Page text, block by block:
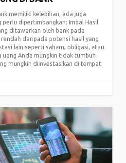
memiliki kelebihan, ada juga
perlu dipertimbangkan: Imbal Hasil
ditawarkan oleh bank pada
daripada potensi hasil yang
lain seperti saham, obligasi, atau
Anda mungkin tidak tumbuh
mungkin diinvestasikan di tempat